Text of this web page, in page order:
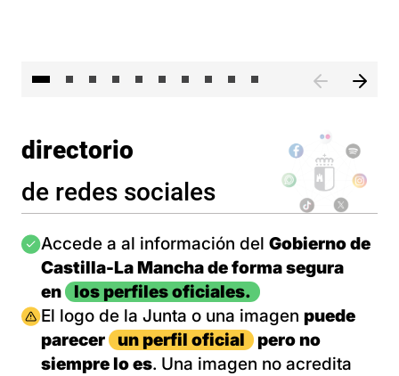
directorio
de redes sociales
Imagen
Accede a al información del Gobierno de
Castilla-La Mancha de forma segura
en
los perfiles oficiales.
Imagen
El logo de la Junta o una imagen puede
parecer
un perfil oficial
pero no
siempre lo es. Una imagen no acredita